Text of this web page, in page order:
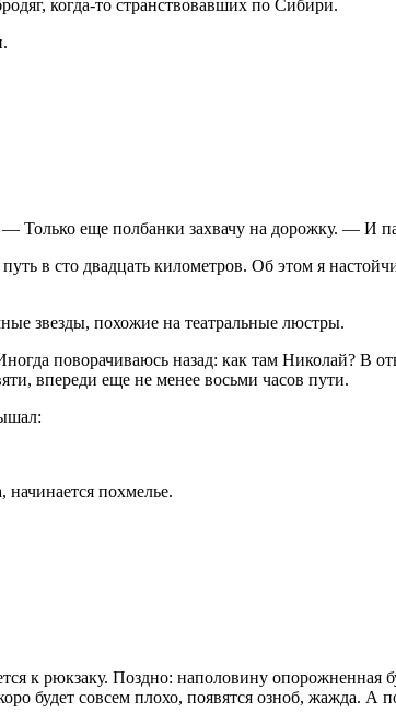
когда-то странствовавших по Сибири.
еще полбанки захвачу на дорожку. — И
в сто двадцать километров. Об этом я
звезды, похожие на театральные люстры.
поворачиваюсь назад: как там Николай? В
впереди еще не менее восьми часов пути.
похмелье.
рюкзаку. Поздно: наполовину опорожненная
будет совсем плохо, появятся озноб, жажда.